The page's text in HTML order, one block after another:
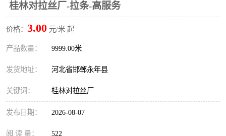
桂林对拉丝厂-拉条-高服务
价格： 3.00 元/米 起
产品数量： 9999.00米
发货地址： 河北省邯郸永年县
关键词： 桂林对拉丝厂
发布日期： 2026-08-07
阅 读 量： 522